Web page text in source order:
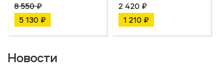
8 550 ₽
5 130 ₽
2 420 ₽
1 210 ₽
Новости